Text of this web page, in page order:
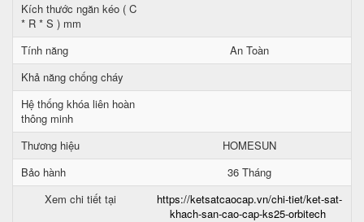
Kích thước ngăn kéo ( C
* R * S ) mm
Tính năng
An Toàn
Khả năng chống cháy
Hệ thống khóa liên hoàn
thông minh
Thương hiệu
HOMESUN
Bảo hành
36 Tháng
Xem chi tiết tại
https://ketsatcaocap.vn/chi-tiet/ket-sat-
khach-san-cao-cap-ks25-orbitech